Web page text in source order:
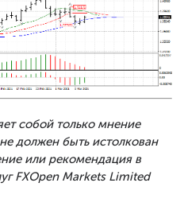
собой только мнение
должен быть истолкован
или рекомендация в
FXOpen Markets Limited